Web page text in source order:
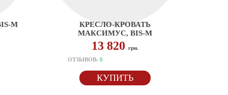
M
КРЕСЛО-КРОВАТЬ
МАКСИМУС, BIS-M
13 820 грн.
ОТЗЫВОВ: 0
КУПИТЬ